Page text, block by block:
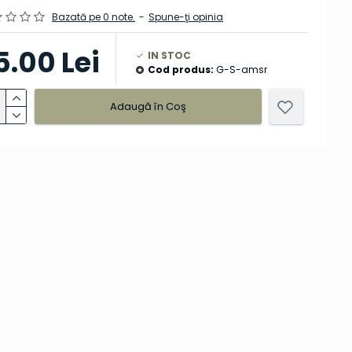
Bazată pe 0 note. - Spune-ţi opinia
Lei
IN STOC
Cod produs: G-S-amsr
Adaugă în Coş